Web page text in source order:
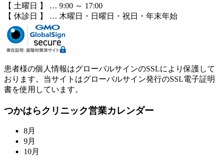
【 土曜日 】 … 9:00 ～ 17:00
【 休診日 】 … 木曜日・日曜日・祝日・年末年始
患者様の個人情報はグローバルサインのSSLにより保護して
おります。当サイトはグローバルサイン発行のSSL電子証明
書を使用しています。
つかはらクリニック営業カレンダー
8月
9月
10月